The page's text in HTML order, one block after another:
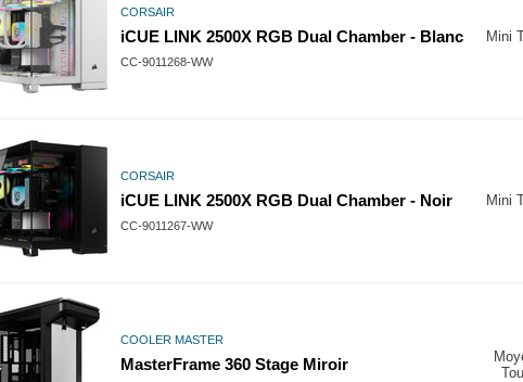
CORSAIR
iCUE LINK 2500X RGB Dual Chamber - Blanc
CC-9011268-WW
Mini
CORSAIR
iCUE LINK 2500X RGB Dual Chamber - Noir
CC-9011267-WW
Mini
COOLER MASTER
MasterFrame 360 Stage Miroir